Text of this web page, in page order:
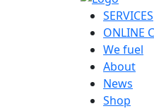
SERVICES
ONLINE
We fuel
About
News
Shop